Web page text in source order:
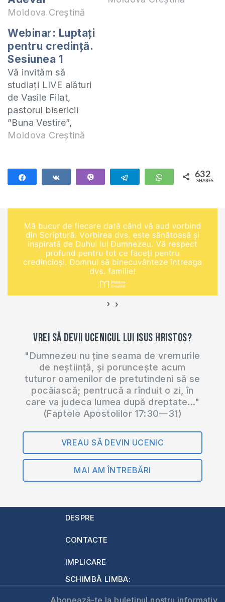
Moldova Creștină
Webinar: Luptați
pentru credință.
Sesiunea 1
Vă invităm să
studiați LIVE alături
de Vasile Filat,
pastorul bisericii
”Buna Vestire”,
epistola lui Iuda,
din zilele noastre, în
cadrul seminarului
spirituală. La
această conferință
vei învăța: - cum să
te lupți pentru
credința adevărată -
Moldova Creștină
Telegram WhatsApp
632
SHARES
‹ ›
Vrei să devii ucenicul lui Isus Hristos?
"Dumnezeu nu ține seama de vremurile
de neștiință, și poruncește acum
tuturor oamenilor de pretutindeni să se
pocăiască; pentrucă a rînduit o zi, în
care va judeca lumea după dreptate..."
(Faptele Apostolilor 17:30—31)
VREAU SĂ DEVIN UCENIC
MAI AM ÎNTREBĂRI
DESPRE
CONTACTE
IMPLICARE
SCHIMBĂ LIMBA:
Abonează-te la buletinul nostru informativ